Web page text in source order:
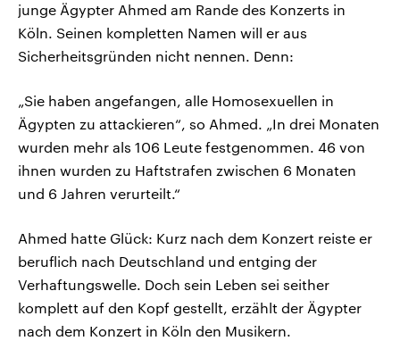
junge Ägypter Ahmed am Rande des Konzerts in
Köln. Seinen kompletten Namen will er aus
Sicherheitsgründen nicht nennen. Denn:
„Sie haben angefangen, alle Homosexuellen in
Ägypten zu attackieren“, so Ahmed. „In drei Monaten
wurden mehr als 106 Leute festgenommen. 46 von
ihnen wurden zu Haftstrafen zwischen 6 Monaten
und 6 Jahren verurteilt.“
Ahmed hatte Glück: Kurz nach dem Konzert reiste er
beruflich nach Deutschland und entging der
Verhaftungswelle. Doch sein Leben sei seither
komplett auf den Kopf gestellt, erzählt der Ägypter
nach dem Konzert in Köln den Musikern.